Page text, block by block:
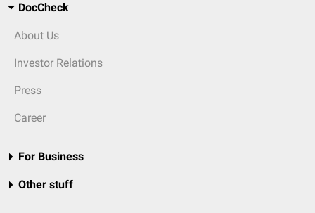
DocCheck
About Us
Investor Relations
Press
Career
For Business
Other stuff